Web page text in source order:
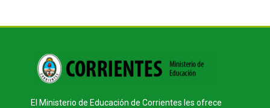
El Ministerio de Educación de Corrientes les ofrece